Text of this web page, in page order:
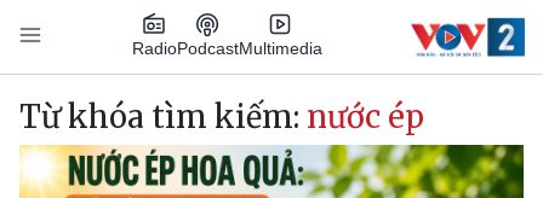
Nhảy đến nội dung
RadioPodcastMultimedia
Main navigation
Từ khóa tìm kiếm: nước ép